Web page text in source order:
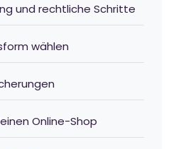
und rechtliche Schritte
wählen
Online-Shop